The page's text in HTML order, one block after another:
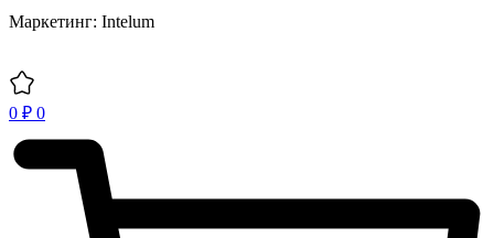
Маркетинг: Intelum
0 ₽ 0